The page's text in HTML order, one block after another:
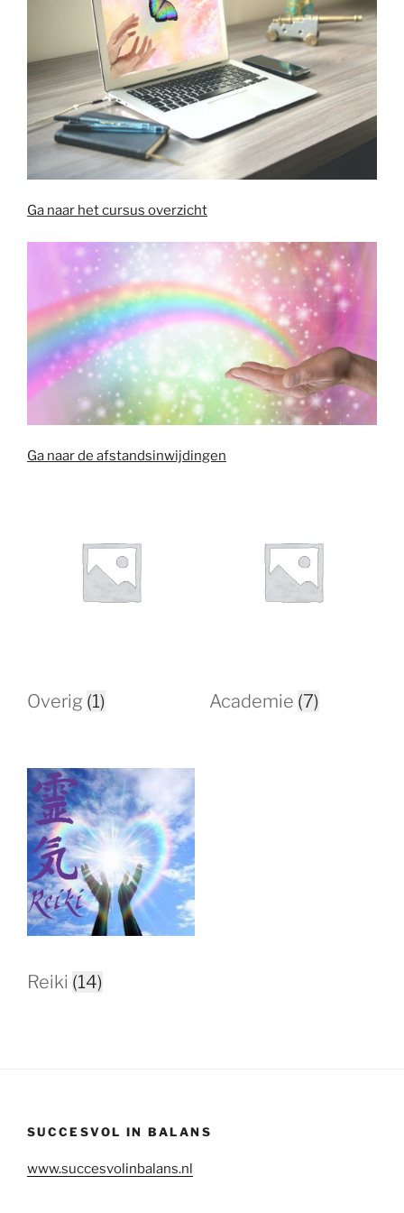
Ga naar het cursus overzicht
Ga naar de afstandsinwijdingen
Overig (1) Academie (7)
Reiki (14)
SUCCESVOL IN BALANS
www.succesvolinbalans.nl